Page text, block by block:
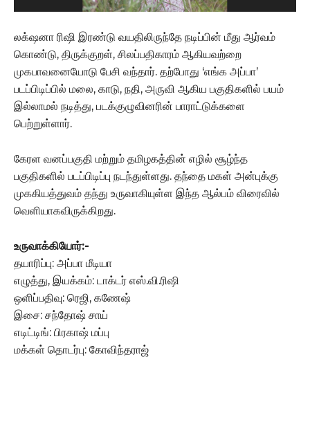
லக்‌ஷனா ரிஷி இரண்டு வயதிலிருந்தே நடிப்பின் மீது ஆர்வம்
கொண்டு, திருக்குறள், சிலப்பதிகாரம் ஆகியவற்றை
முகபாவனையோடு பேசி வந்தார். தற்போது ‘எங்க அப்பா’
படப்பிடிப்பில் மலை, காடு, நதி, அருவி ஆகிய பகுதிகளில் பயம்
இல்லாமல் நடித்து, படக்குழுவினரின் பாராட்டுக்களை
பெற்றுள்ளார்.
கேரள வனப்பகுதி மற்றும் தமிழகத்தின் எழில் சூழ்ந்த
பகுதிகளில் படப்பிடிப்பு நடந்துள்ளது. தந்தை மகள் அன்புக்கு
முககியத்துவம் தந்து உருவாகியுள்ள இந்த ஆல்பம் விரைவில்
வெளியாகவிருக்கிறது.
உருவாக்கியோர்:-
தயாரிப்பு: அப்பா மீடியா
எழுத்து, இயக்கம்: டாக்டர் எஸ்.வி.ரிஷி
ஒளிப்பதிவு: ரெஜி, கணேஷ்
இசை: சந்தோஷ் சாய்
எடிட்டிங்: பிரகாஷ் மப்பு
மக்கள் தொடர்பு: கோவிந்தராஜ்